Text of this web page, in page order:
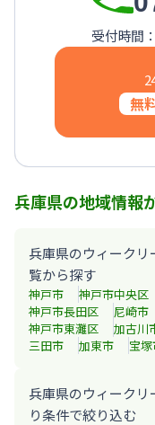
【西宮北口】Sステ
【神戸・三宮】Sス
受付時間
無
兵庫県の地域情報
兵庫県のウィーク
覧から探す
神戸市 神戸市中央区
神戸市長田区
尼崎市
神戸市東灘区
加古川
三田市
加東市 宝
兵庫県のウィーク
り条件で絞り込む